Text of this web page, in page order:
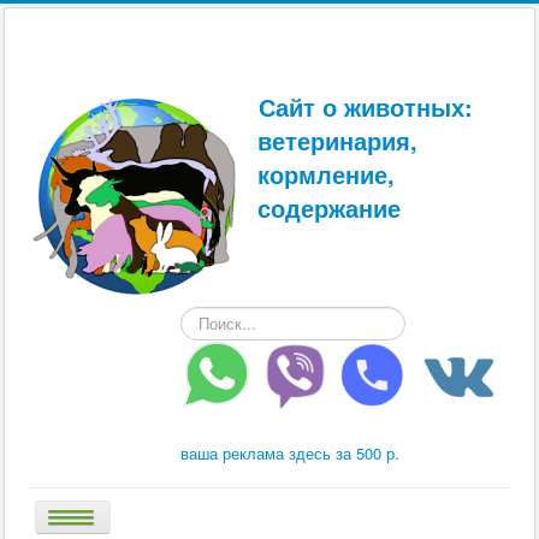
Сайт о животных:
ветеринария,
кормление,
содержание
Искать...
ваша реклама здесь за 500 р.